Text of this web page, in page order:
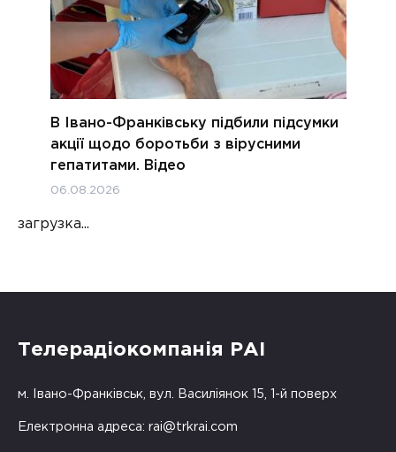
В Івано-Франківську підбили підсумки
акції щодо боротьби з вірусними
гепатитами. Відео
06.08.2026
загрузка...
Телерадіокомпанія РАІ
м. Івано-Франківськ, вул. Василіянок 15, 1-й поверх
Електронна адреса: rai@trkrai.com